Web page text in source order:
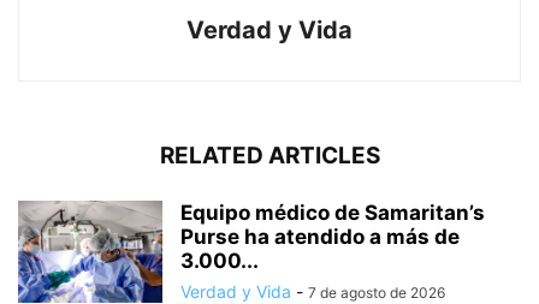
Verdad y Vida
RELATED ARTICLES
Equipo médico de Samaritan’s
Purse ha atendido a más de
3.000...
Verdad y Vida - 7 de agosto de 2026